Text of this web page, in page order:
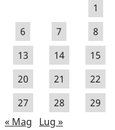
1
6
7 8
13
14 15
20
21 22
27
28 29
« Mag
Lug »